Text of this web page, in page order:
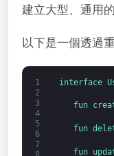
建立大型、通用的
以下是一個透過
1
2
3
4
5
6
7
interface
fun
fun
fun